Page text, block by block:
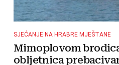
SJEĆANJE NA HRABRE MJEŠTANE
Mimoplovom
obljetnica